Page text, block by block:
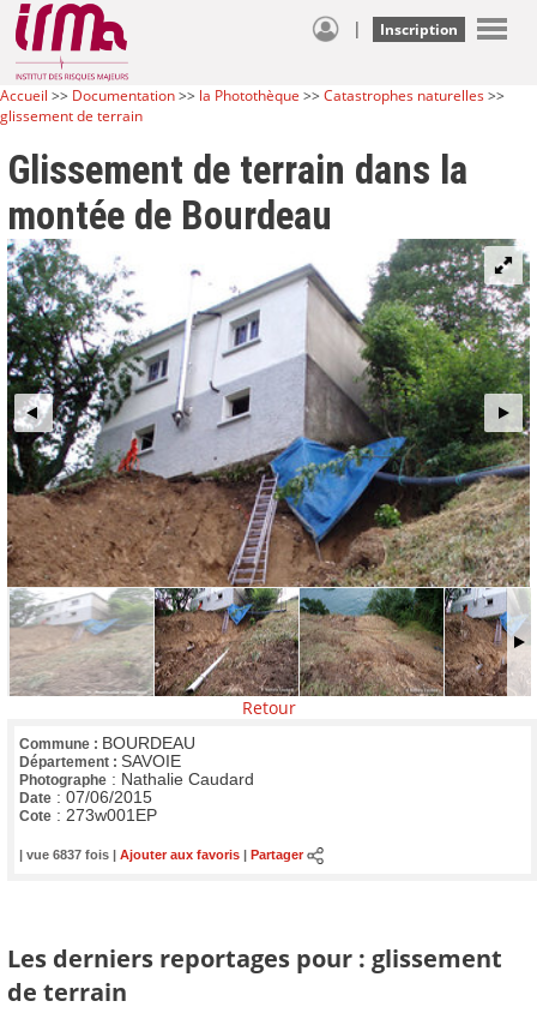
| Inscription
Accueil >> Documentation>> la Photothèque >>Catastrophes naturelles>>
glissement de terrain
Glissement de terrain dans la
montée de Bourdeau
Retour
Commune : BOURDEAU
Département : SAVOIE
Photographe : Nathalie Caudard
Date : 07/06/2015
Cote : 273w001EP
| vue 6837 fois | Ajouter aux favoris Partager
Les derniers reportages pour : glissement
de terrain